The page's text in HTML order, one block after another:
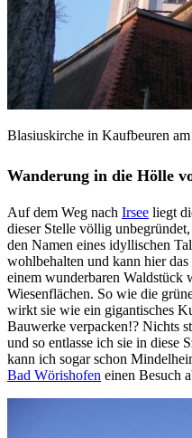
Blasiuskirche in Kaufbeuren
Wanderung in die Hölle
Auf dem Weg nach Irsee liegt
dieser Stelle völlig
den Namen eines idyllischen
wohlbehalten und kann hier
einem wunderbaren Waldstück
Wiesenflächen. So wie die
wirkt sie wie ein gigantisches
Bauwerke verpacken!? Nichts
und so entlasse ich sie in diese
kann ich sogar schon
Bad Wörishofen einen Besuch